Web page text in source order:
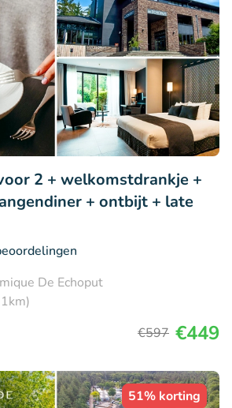
2 + welkomstdrankje +
+ ontbijt + late
De Echoput
€597 €449
51% korting